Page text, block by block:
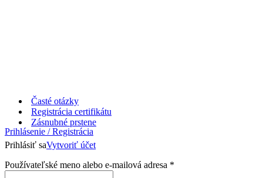
Časté otázky
Registrácia certifikátu
Prihlásenie / Registrácia
Prihlásiť saVytvoriť účet
Používateľské meno alebo e-mailová adresa *
Zásnubné prstene